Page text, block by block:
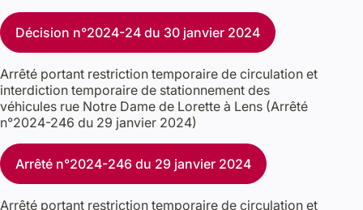
Décision n°2024-24 du 30 janvier 2024
Arrêté portant restriction temporaire de circulation et
interdiction temporaire de stationnement des
véhicules rue Notre Dame de Lorette à Lens (Arrêté
n°2024-246 du 29 janvier 2024)
Arrêté n°2024-246 du 29 janvier 2024
Arrêté portant restriction temporaire de circulation et